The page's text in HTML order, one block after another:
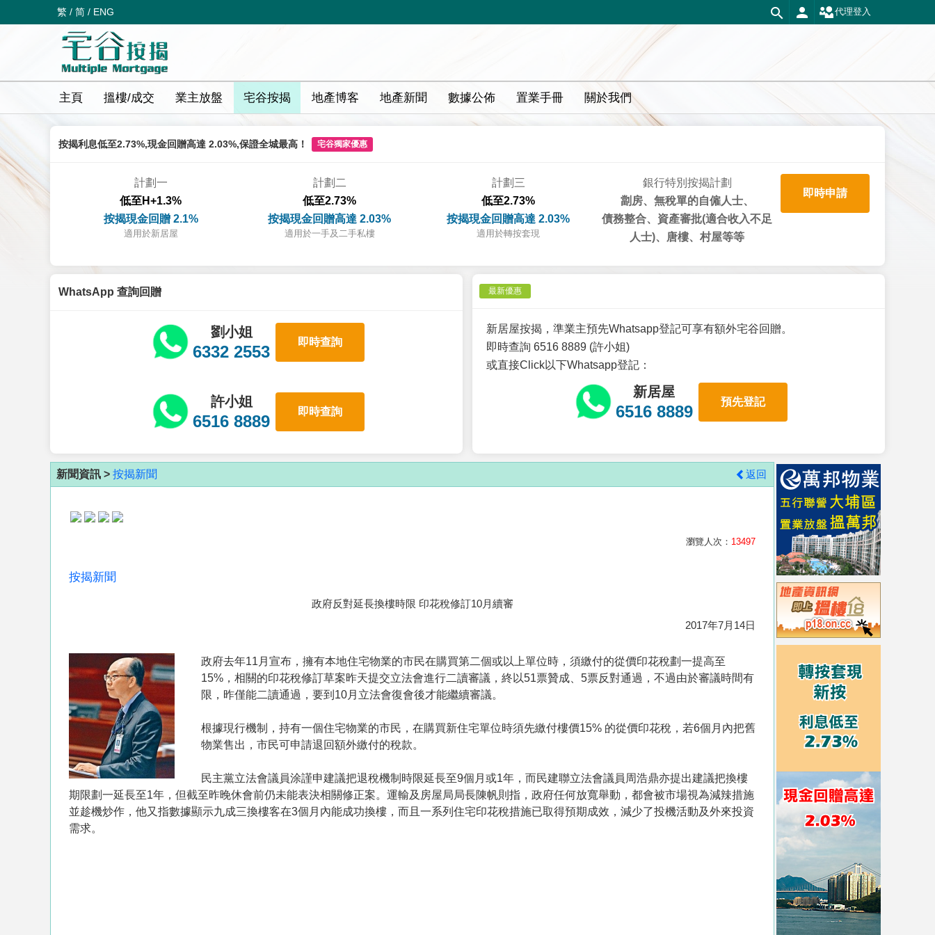
繁 / 简 / ENG 代理登入
主頁 搵樓/成交 業主放盤 宅谷按揭 地產博客 地產新聞 數據公佈 置業手冊 關於我們
按揭利息低至2.73%,現金回贈高達 2.03%,保證全城最高！ 宅谷獨家優惠
計劃一
低至H+1.3%
按揭現金回贈 2.1%
適用於新居屋
計劃二
低至2.73%
按揭現金回贈高達 2.03%
適用於一手及二手私樓
計劃三
低至2.73%
按揭現金回贈高達 2.03%
適用於轉按套現
銀行特別按揭計劃
劏房、無稅單的自僱人士、
債務整合、資產審批(適合收入不足
人士)、唐樓、村屋等等
即時申請
WhatsApp 查詢回贈
劉小姐
6332 2553
即時查詢
許小姐
6516 8889
即時查詢
最新優惠
新居屋按揭，準業主預先Whatsapp登記可享有額外宅谷回贈。
即時查詢 6516 8889 (許小姐)
或直接Click以下Whatsapp登記：
新居屋
6516 8889
預先登記
新聞資訊 > 按揭新聞 返回
瀏覽人次： 13497
按揭新聞
政府反對延長換樓時限 印花稅修訂10月續審
2017年7月14日
政府去年11月宣布，擁有本地住宅物業的市民在購買第二個或以上單位時，須繳付的從價印花稅劃一提高至
15%，相關的印花稅修訂草案昨天提交立法會進行二讀審議，終以51票贊成、5票反對通過，不過由於審議時間有
限，昨僅能二讀通過，要到10月立法會復會後才能繼續審議。
根據現行機制，持有一個住宅物業的市民，在購買新住宅單位時須先繳付樓價15% 的從價印花稅，若6個月內把舊
物業售出，市民可申請退回額外繳付的稅款。
民主黨立法會議員涂謹申建議把退稅機制時限延長至9個月或1年，而民建聯立法會議員周浩鼎亦提出建議把換樓
期限劃一延長至1年，但截至昨晚休會前仍未能表決相關修正案。運輸及房屋局局長陳帆則指，政府任何放寬舉動，都會被市場視為減辣措施
並趁機炒作，他又指數據顯示九成三換樓客在3個月內能成功換樓，而且一系列住宅印花稅措施已取得預期成效，減少了投機活動及外來投資
需求。